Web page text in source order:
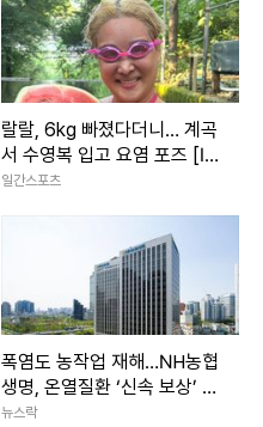
랄랄, 6kg 빠졌다더니… 계곡
서 수영복 입고 요염 포즈 [IS
하이컷]
일간스포츠
폭염도 농작업 재해…NH농협
생명, 온열질환 ‘신속 보상’ 가
동
뉴스락